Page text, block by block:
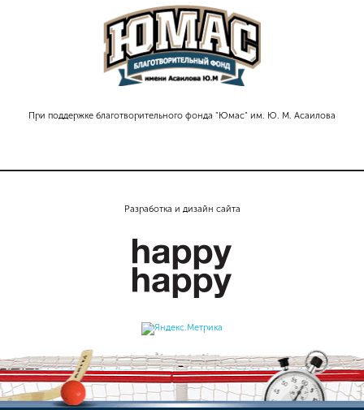
При поддержке благотворительного фонда "Юмас" им. Ю. М. Асаилова
Разработка и дизайн сайта